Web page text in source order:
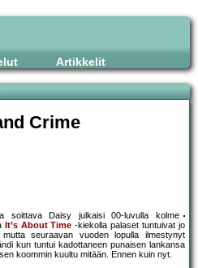
Artikkelit
Crime
soittava Daisy julkaisi 00-luvulla kolme
It’s About Time -kiekolla palaset tuntuivat jo
mutta seuraavan vuoden lopulla ilmestynyt
kun tuntui kadottaneen punaisen lankansa
koommin kuultu mitään. Ennen kuin nyt.